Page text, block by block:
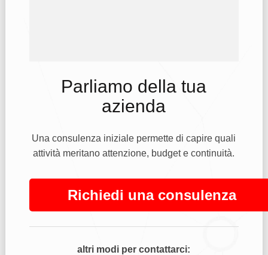
Parliamo della tua
azienda
Una consulenza iniziale permette di capire quali
attività meritano attenzione, budget e continuità.
Richiedi una consulenza
altri modi per contattarci: